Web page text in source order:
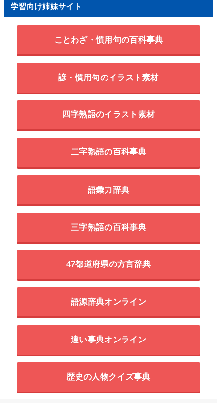
学習向け姉妹サイト
ことわざ・慣用句の百科事典
諺・慣用句のイラスト素材
四字熟語のイラスト素材
二字熟語の百科事典
語彙力辞典
三字熟語の百科事典
47都道府県の方言辞典
語源辞典オンライン
違い事典オンライン
歴史の人物クイズ事典